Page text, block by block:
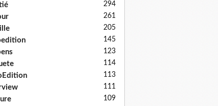
294
261
205
145
123
114
113
111
109